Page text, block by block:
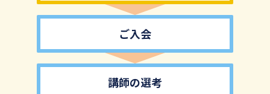
ご入会
講師の選考